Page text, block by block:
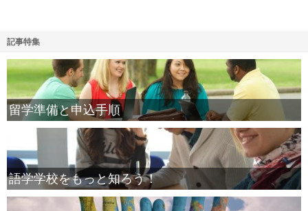
記事特集
留学準備と申込手順
語学学校をもっと知ろう！